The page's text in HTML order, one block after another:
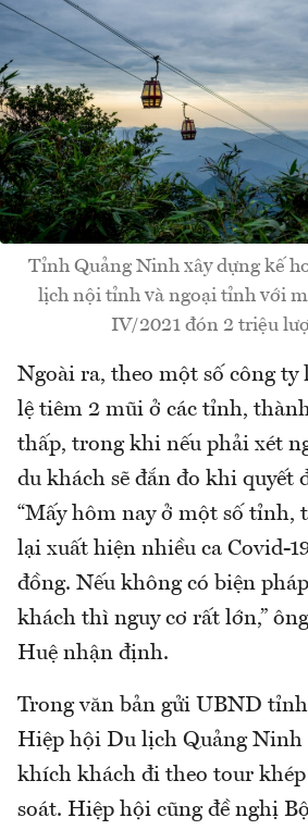
Tỉnh Quảng Ninh xây dựng kế
lịch nội tỉnh và ngoại tỉnh với
IV/2021 đón 2 triệu
Ngoài ra, theo một số công
lệ tiêm 2 mũi ở các tỉnh,
thấp, trong khi nếu phải xét
du khách sẽ đắn đo khi quyết
“Mấy hôm nay ở một số tỉnh,
lại xuất hiện nhiều ca Covid-
đồng. Nếu không có biện
khách thì nguy cơ rất lớn,”
Huệ nhận định.
Trong văn bản gửi UBND
Hiệp hội Du lịch Quảng Ninh
khích khách đi theo tour
soát. Hiệp hội cũng đề nghị